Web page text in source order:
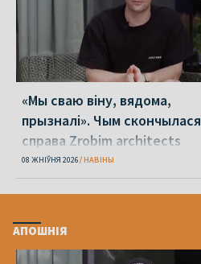
«Мы сваю віну, вядома,
прызналі». Чым скончылася
справа Zrobim architects
08 ЖНІЎНЯ 2026 НАВІНЫ
АПОШНІЯ